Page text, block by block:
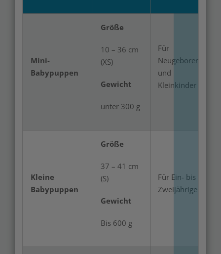
Mini-
Babypuppen
Größe
10 – 36 cm
(XS)
Gewicht
unter 300 g
Für
Neugeborene
und
Kleinkinder
Kleine
Babypuppen
Größe
37 – 41 cm
(S)
Gewicht
Bis 600 g
Für Ein- bis
Zweijährige